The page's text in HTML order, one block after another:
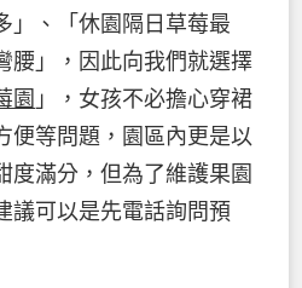
」、「休園隔日草莓最
腰」，因此向我們就選擇
園 」，女孩不必擔心穿裙
便等問題，園區內更是以
度滿分，但為了維護果園
議可以是先電話詢問預